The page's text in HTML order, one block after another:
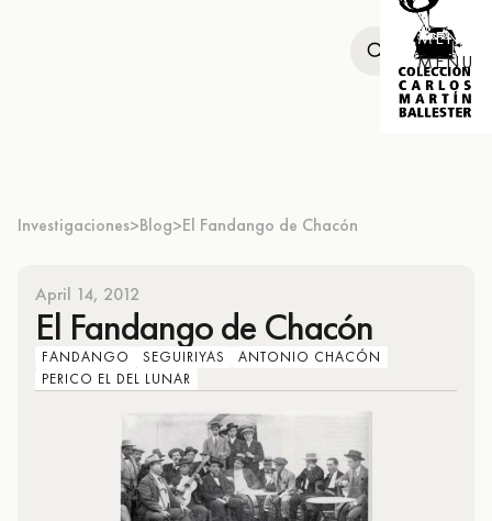
MENU
MENU
Investigaciones>Blog>El Fandango de Chacón
April 14, 2012
El Fandango de Chacón
FANDANGO SEGUIRIYAS
ANTONIO CHACÓN
PERICO EL DEL LUNAR